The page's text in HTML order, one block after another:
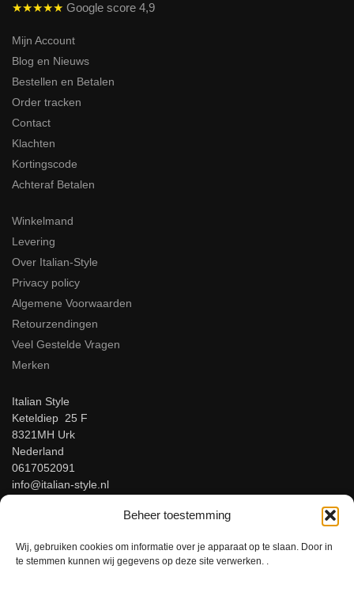
Beheer toestemming
Wij, gebruiken cookies om informatie over je apparaat op te slaan. Door in
te stemmen kunnen wij gegevens op deze site verwerken. .
★★★★★ Google score 4,9
Mijn Account
Blog en Nieuws
Bestellen en Betalen
Order tracken
Contact
Klachten
Kortingscode
Achteraf Betalen
Winkelmand
Levering
Over Italian-Style
Privacy policy
Algemene Voorwaarden
Retourzendingen
Veel Gestelde Vragen
Merken
Italian Style
Keteldiep 25 F
8321MH Urk
Nederland
0617052091
info@italian-style.nl
BTW: NL866816483B01
Beoordeel ons op Google!